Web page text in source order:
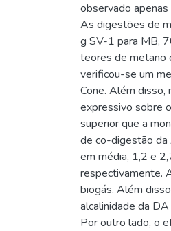
observado
As digestões de
g SV-1 para MB,
teores de metano
verificou-se um
Cone. Além
expressivo sobre
superior que a
de co-digestão da
em média, 1,2 e
respectivamente.
biogás. Além
alcalinidade da
Por outro lado, o